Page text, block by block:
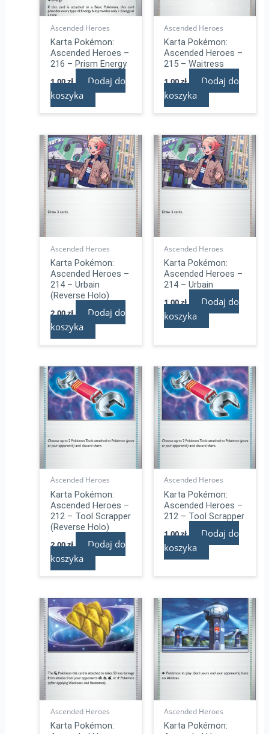
Ascended Heroes
Karta Pokémon:
Ascended Heroes –
216 – Prism Energy
1,00zł
Dodaj do
koszyka
Ascended Heroes
Karta Pokémon:
Ascended Heroes –
215 – Waitress
1,00zł
Dodaj do
koszyka
Ascended Heroes
Karta Pokémon:
Ascended Heroes –
214 – Urbain
(Reverse Holo)
2,00zł
Dodaj do
koszyka
Ascended Heroes
Karta Pokémon:
Ascended Heroes –
214 – Urbain
1,00zł
Dodaj do
koszyka
Ascended Heroes
Karta Pokémon:
Ascended Heroes –
212 – Tool Scrapper
(Reverse Holo)
2,00zł
Dodaj do
koszyka
Ascended Heroes
Karta Pokémon:
Ascended Heroes –
212 – Tool Scrapper
1,00zł
Dodaj do
koszyka
Ascended Heroes
Karta Pokémon:
Ascended Heroes
Karta Pokémon: